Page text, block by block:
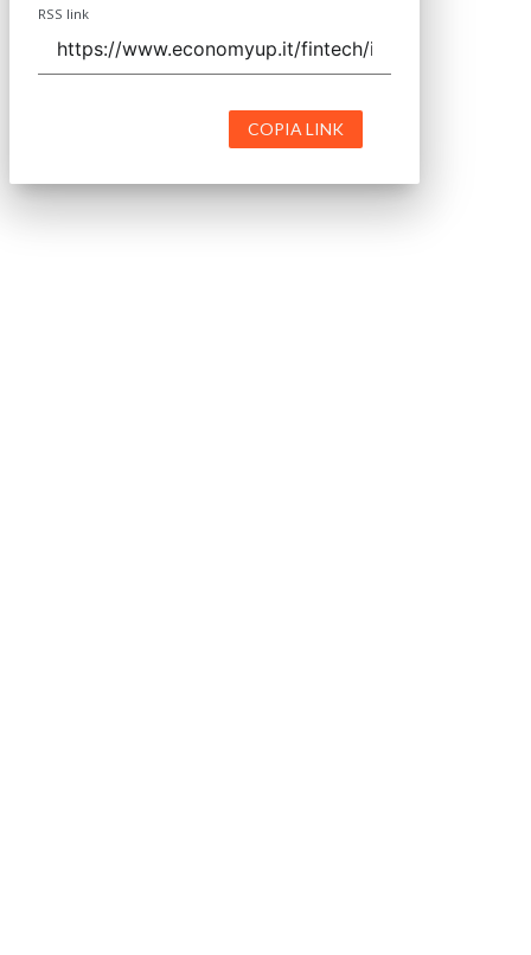
RSS link
COPIA LINK